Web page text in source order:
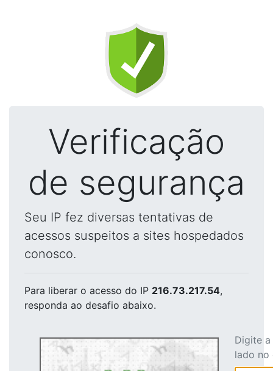
Verificação
de segurança
Seu IP fez diversas tentativas de
acessos suspeitos a sites hospedados
conosco.
Para liberar o acesso do IP 216.73.217.54,
responda ao desafio abaixo.
Digite
lado no